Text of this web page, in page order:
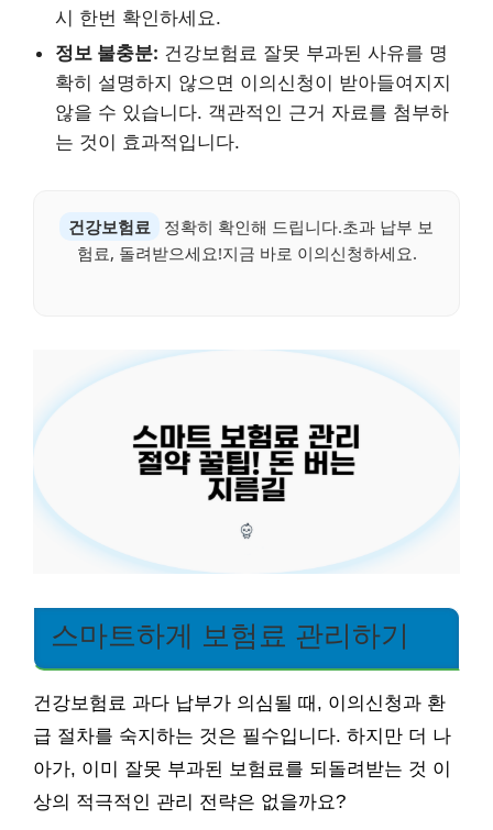
시 한번 확인하세요.
정보 불충분: 건강보험료 잘못 부과된 사유를 명
확히 설명하지 않으면 이의신청이 받아들여지지
않을 수 있습니다. 객관적인 근거 자료를 첨부하
는 것이 효과적입니다.
건강보험료
정확히 확인해 드립니다.초과 납부 보
험료, 돌려받으세요!지금 바로 이의신청하세요.
스마트하게 보험료 관리하기
건강보험료 과다 납부가 의심될 때, 이의신청과 환
급 절차를 숙지하는 것은 필수입니다. 하지만 더 나
아가, 이미 잘못 부과된 보험료를 되돌려받는 것 이
상의 적극적인 관리 전략은 없을까요?